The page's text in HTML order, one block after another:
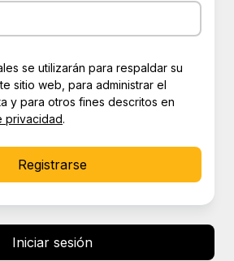
se utilizarán para respaldar su
sitio web, para administrar el
y para otros fines descritos en
privacidad.
Registrarse
Iniciar sesión